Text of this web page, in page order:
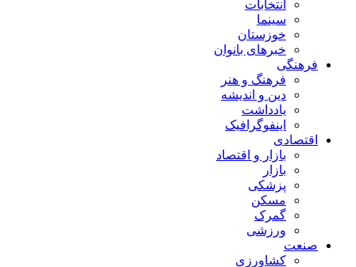
انتخابات
سینما
خوزستان
خبرهای بانوان
فرهنگی
فرهنگ و هنر
دین و اندیشه
یادداشت
اینفوگرافیک
اقتصادی
بازار و اقتصاد
بازار
پزشکی
مسکن
گمرک
ورزشی
صنعت
کشاورزی